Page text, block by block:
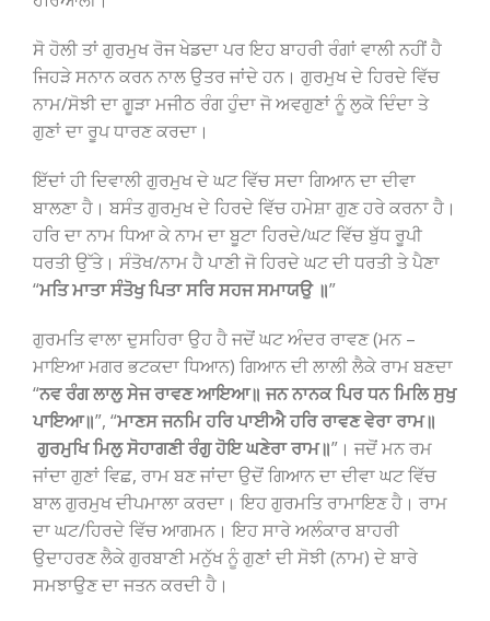
ਸੋ ਹੋਲੀ ਤਾਂ ਗੁਰਮੁਖ ਰੋਜ ਖੇਡਦਾ ਪਰ ਇਹ ਬਾਹਰੀ ਰੰਗਾਂ ਵਾਲੀ ਨਹੀਂ ਹੈ
ਜਿਹੜੇ ਸਨਾਨ ਕਰਨ ਨਾਲ ਉਤਰ ਜਾਂਦੇ ਹਨ। ਗੁਰਮੁਖ ਦੇ ਹਿਰਦੇ ਵਿੱਚ
ਨਾਮ/ਸੋਝੀ ਦਾ ਗੂੜਾ ਮਜੀਠ ਰੰਗ ਹੁੰਦਾ ਜੋ ਅਵਗੁਣਾਂ ਨੂੰ ਲੁਕੋ ਦਿੰਦਾ ਤੇ
ਗੁਣਾਂ ਦਾ ਰੂਪ ਧਾਰਣ ਕਰਦਾ।
ਇੱਦਾਂ ਹੀ ਦਿਵਾਲੀ ਗੁਰਮੁਖ ਦੇ ਘਟ ਵਿੱਚ ਸਦਾ ਗਿਆਨ ਦਾ ਦੀਵਾ
ਬਾਲਣਾ ਹੈ। ਬਸੰਤ ਗੁਰਮੁਖ ਦੇ ਹਿਰਦੇ ਵਿੱਚ ਹਮੇਸ਼ਾ ਗੁਣ ਹਰੇ ਕਰਨਾ ਹੈ।
ਹਰਿ ਦਾ ਨਾਮ ਧਿਆ ਕੇ ਨਾਮ ਦਾ ਬੂਟਾ ਹਿਰਦੇ/ਘਟ ਵਿੱਚ ਬੁੱਧ ਰੂਪੀ
ਧਰਤੀ ਉੱਤੇ। ਸੰਤੋਖ/ਨਾਮ ਹੈ ਪਾਣੀ ਜੋ ਹਿਰਦੇ ਘਟ ਦੀ ਧਰਤੀ ਤੇ ਪੈਣਾ
“ਮਤਿ ਮਾਤਾ ਸੰਤੋਖੁ ਪਿਤਾ ਸਰਿ ਸਹਜ ਸਮਾਯਉ ॥”
ਗੁਰਮਤਿ ਵਾਲਾ ਦੁਸਹਿਰਾ ਉਹ ਹੈ ਜਦੋਂ ਘਟ ਅੰਦਰ ਰਾਵਣ (ਮਨ –
ਮਾਇਆ ਮਗਰ ਭਟਕਦਾ ਧਿਆਨ) ਗਿਆਨ ਦੀ ਲਾਲੀ ਲੈਕੇ ਰਾਮ ਬਣਦਾ
“ਨਵ ਰੰਗ ਲਾਲੁ ਸੇਜ ਰਾਵਣ ਆਇਆ॥ ਜਨ ਨਾਨਕ ਪਿਰ ਧਨ ਮਿਲਿ ਸੁਖੁ
ਪਾਇਆ॥”, “ਮਾਣਸ ਜਨਮਿ ਹਰਿ ਪਾਈਐ ਹਰਿ ਰਾਵਣ ਵੇਰਾ ਰਾਮ॥
ਗੁਰਮੁਖਿ ਮਿਲੁ ਸੋਹਾਗਣੀ ਰੰਗੁ ਹੋਇ ਘਣੇਰਾ ਰਾਮ॥”। ਜਦੋਂ ਮਨ ਰਮ
ਜਾਂਦਾ ਗੁਣਾਂ ਵਿਛ, ਰਾਮ ਬਣ ਜਾਂਦਾ ਉਦੋਂ ਗਿਆਨ ਦਾ ਦੀਵਾ ਘਟ ਵਿੱਚ
ਬਾਲ ਗੁਰਮੁਖ ਦੀਪਮਾਲਾ ਕਰਦਾ। ਇਹ ਗੁਰਮਤਿ ਰਾਮਾਇਣ ਹੈ। ਰਾਮ
ਦਾ ਘਟ/ਹਿਰਦੇ ਵਿੱਚ ਆਗਮਨ। ਇਹ ਸਾਰੇ ਅਲੰਕਾਰ ਬਾਹਰੀ
ਉਦਾਹਰਣ ਲੈਕੇ ਗੁਰਬਾਣੀ ਮਨੁੱਖ ਨੂੰ ਗੁਣਾਂ ਦੀ ਸੋਝੀ (ਨਾਮ) ਦੇ ਬਾਰੇ
ਸਮਝਾਉਣ ਦਾ ਜਤਨ ਕਰਦੀ ਹੈ।